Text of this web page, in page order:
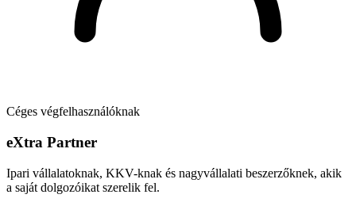
Céges végfelhasználóknak
eXtra Partner
Ipari vállalatoknak, KKV-knak és nagyvállalati beszerzőknek, akik
a saját dolgozóikat szerelik fel.